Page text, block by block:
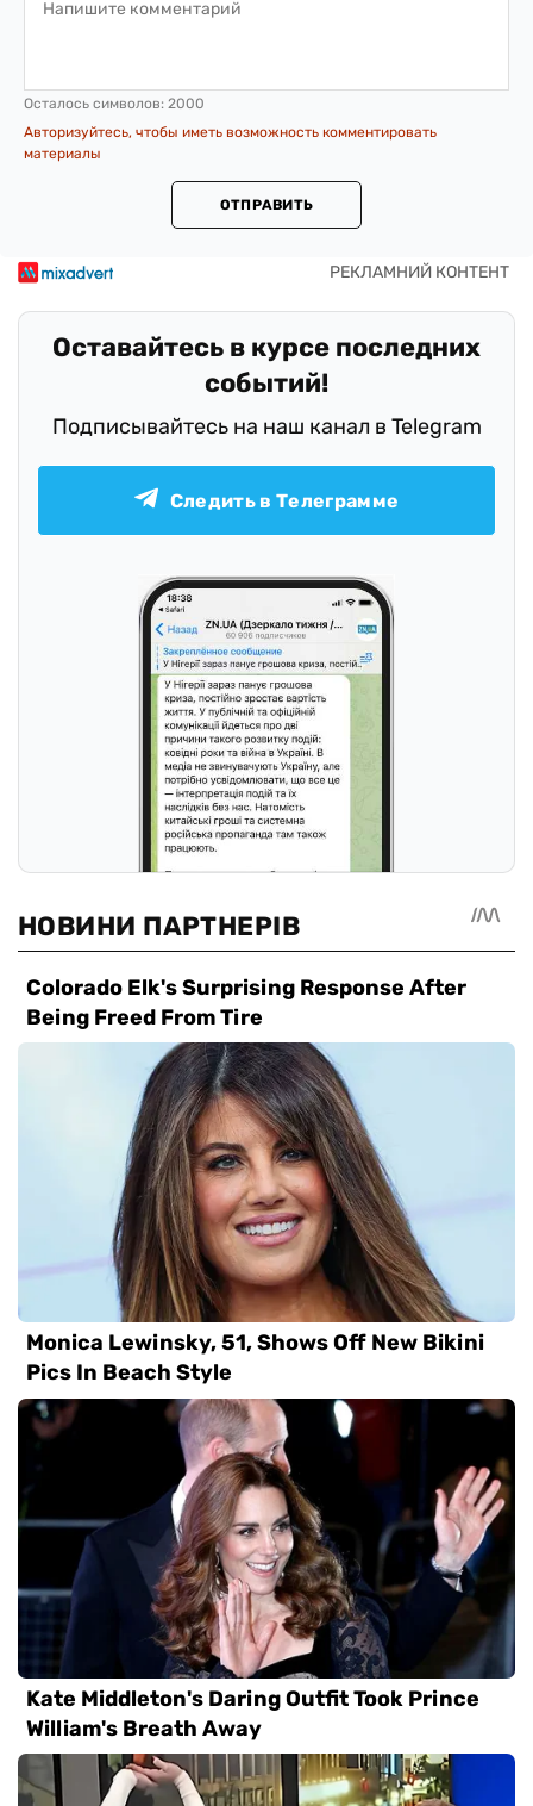
Осталось символов: 2000
Авторизуйтесь, чтобы иметь возможность комментировать
материалы
ОТПРАВИТЬ
Оставайтесь в курсе последних
событий!
Подписывайтесь на наш канал в Telegram
Следить в Телеграмме